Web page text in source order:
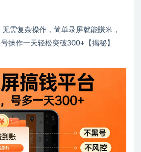
需复杂操作，简单录屏就能賺米，
操作一天轻松突破300+【揭秘】